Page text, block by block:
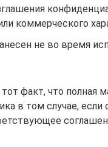
коммерческого
не во время
факт, что полная
в том случае, если